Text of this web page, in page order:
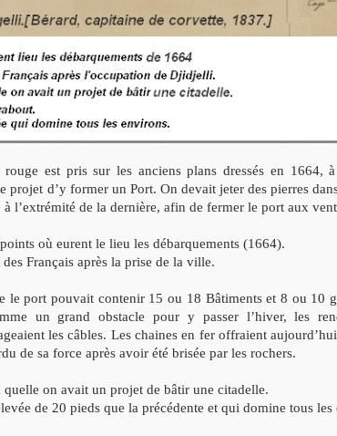
est pris sur les anciens plans dressés en 1664,
projet d’y former un Port. On devait jeter des pierres
l’extrémité de la dernière, afin de fermer le port aux
où eurent le lieu les débarquements (1664).
Français après la prise de la ville.
le port pouvait contenir 15 ou 18 Bâtiments et 8 ou 10
un grand obstacle pour y passer l’hiver, les
les câbles. Les chaines en fer offraient
de sa force après avoir été brisée par les rochers.
quelle on avait un projet de bâtir une citadelle.
de 20 pieds que la précédente et qui domine tous les